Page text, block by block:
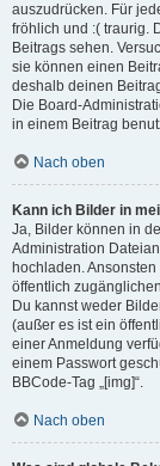
auszudrücken. Für
fröhlich und :( traurig.
Beitrags sehen.
sie können einen
deshalb deinen
Die Board-
in einem Beitrag
Nach oben
Kann ich Bilder in
Ja, Bilder können in
Administration
hochladen.
öffentlich
Du kannst weder
(außer es ist ein
einer Anmeldung
einem Passwort
BBCode-Tag „[img]“.
Nach oben